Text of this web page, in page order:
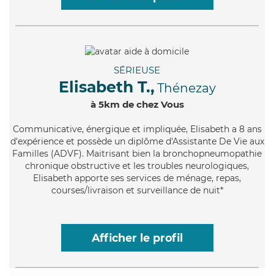
SÉRIEUSE
Elisabeth T., Thénezay
à 5km de chez Vous
Communicative, énergique et impliquée, Elisabeth a 8 ans
d'expérience et possède un diplôme d'Assistante De Vie aux
Familles (ADVF). Maitrisant bien la bronchopneumopathie
chronique obstructive et les troubles neurologiques,
Elisabeth apporte ses services de ménage, repas,
courses/livraison et surveillance de nuit*
Afficher le profil